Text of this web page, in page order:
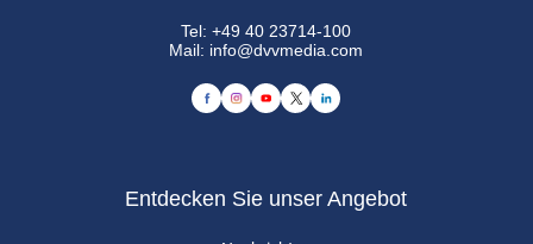
Tel:+49 40 23714-100
Mail: info@dvvmedia.com
Entdecken Sie unser Angebot